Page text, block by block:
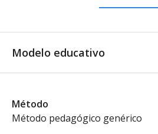
Modelo educativo
Método
Método pedagógico genérico